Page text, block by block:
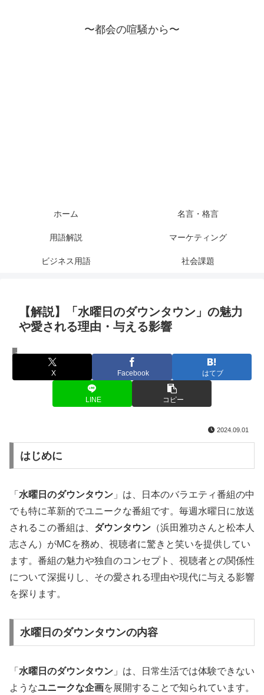
〜都会の喧騒から〜
ホーム 名言・格言
用語解説 マーケティング
ビジネス用語 社会課題
【解説】「水曜日のダウンタウン」の魅力
や愛される理由・与える影響
コンテンツ
X Facebook はてブ
LINE コピー
2024.09.01
はじめに
「 水曜日のダウンタウン 」は、日本のバラエティ番組の中
でも特に革新的でユニークな番組です。毎週水曜日に放送
されるこの番組は、 ダウンタウン （浜田雅功さんと松本人
志さん）がMCを務め、視聴者に驚きと笑いを提供してい
ます。番組の魅力や独自のコンセプト、視聴者との関係性
について深掘りし、その愛される理由や現代に与える影響
を探ります。
水曜日のダウンタウンの内容
「 水曜日のダウンタウン 」は、日常生活では体験できない
ようなユニークな企画を展開することで知られています。